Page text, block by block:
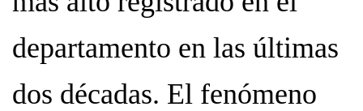
departamento en las últimas
dos décadas. El fenómeno